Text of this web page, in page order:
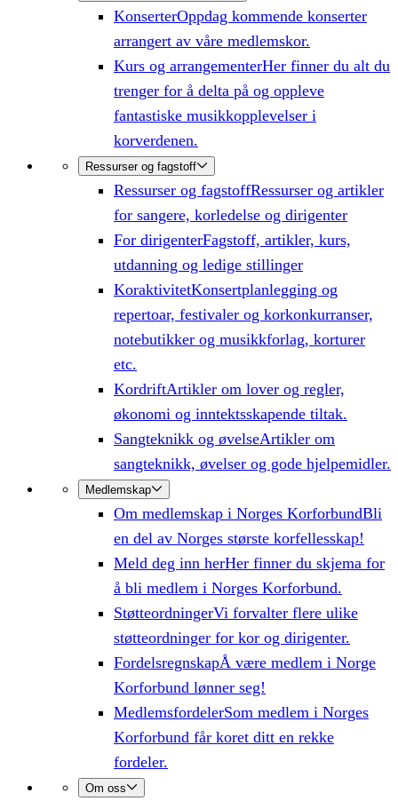
KonserterOppdag kommende konserter
arrangert av våre medlemskor.
Kurs og arrangementerHer finner du alt du
trenger for å delta på og oppleve
fantastiske musikkopplevelser i
korverdenen.
Ressurser og fagstoff
Ressurser og fagstoffRessurser og artikler
for sangere, korledelse og dirigenter
For dirigenterFagstoff, artikler, kurs,
utdanning og ledige stillinger
KoraktivitetKonsertplanlegging og
repertoar, festivaler og korkonkurranser,
notebutikker og musikkforlag, korturer
etc.
KordriftArtikler om lover og regler,
økonomi og inntektsskapende tiltak.
Sangteknikk og øvelseArtikler om
sangteknikk, øvelser og gode hjelpemidler.
Medlemskap
Om medlemskap i Norges KorforbundBli
en del av Norges største korfellesskap!
Meld deg inn herHer finner du skjema for
å bli medlem i Norges Korforbund.
StøtteordningerVi forvalter flere ulike
støtteordninger for kor og dirigenter.
FordelsregnskapÅ være medlem i Norge
Korforbund lønner seg!
MedlemsfordelerSom medlem i Norges
Korforbund får koret ditt en rekke
fordeler.
Om oss